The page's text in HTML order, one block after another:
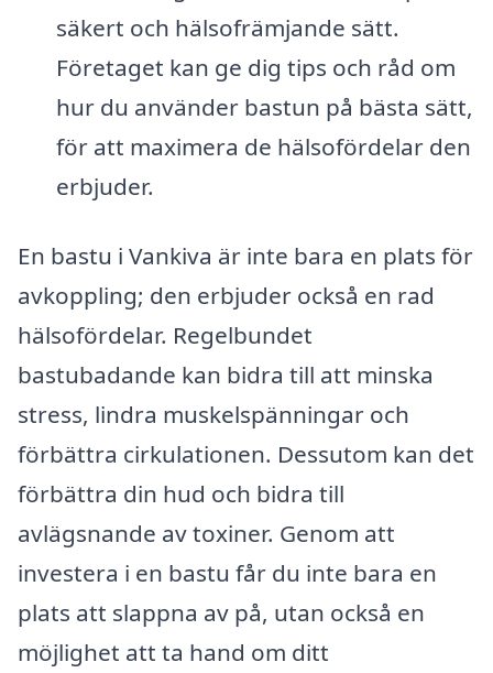
säkert och hälsofrämjande sätt.
Företaget kan ge dig tips och råd om
hur du använder bastun på bästa sätt,
för att maximera de hälsofördelar den
erbjuder.
En bastu i Vankiva är inte bara en plats för
avkoppling; den erbjuder också en rad
hälsofördelar. Regelbundet
bastubadande kan bidra till att minska
stress, lindra muskelspänningar och
förbättra cirkulationen. Dessutom kan det
förbättra din hud och bidra till
avlägsnande av toxiner. Genom att
investera i en bastu får du inte bara en
plats att slappna av på, utan också en
möjlighet att ta hand om ditt